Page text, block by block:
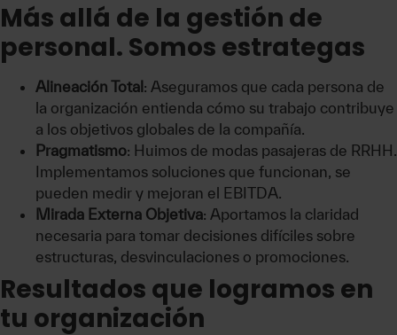
Más allá de la gestión de
personal. Somos estrategas
Alineación Total : Aseguramos que cada persona de
la organización entienda cómo su trabajo contribuye
a los objetivos globales de la compañía.
Pragmatismo: Huimos de modas pasajeras de RRHH.
Implementamos soluciones que funcionan, se
pueden medir y mejoran el EBITDA.
Mirada Externa Objetiva: Aportamos la claridad
necesaria para tomar decisiones difíciles sobre
estructuras, desvinculaciones o promociones.
Resultados que logramos en
tu organización